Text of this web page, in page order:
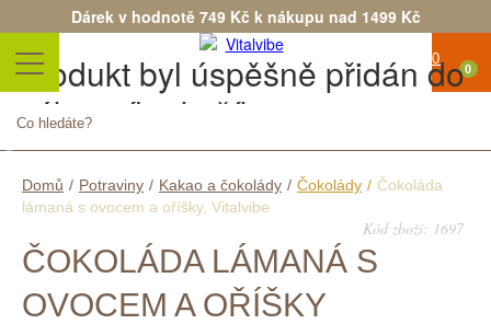
Dárek v hodnotě 749 Kč k nákupu nad 1499 Kč
0
Produkt byl úspěšně přidán do
nákupního košíku
Pokračovat v nákupu Objednat
Domů / Potraviny / Kakao a čokolády / Čokolády / Čokoláda
lámaná s ovocem a oříšky, Vitalvibe
Kód zboží: 1697
ČOKOLÁDA LÁMANÁ S
OVOCEM A OŘÍŠKY